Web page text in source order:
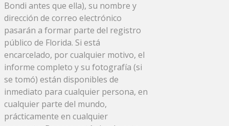
Bondi antes que ella), su nombre y
dirección de correo electrónico
pasarán a formar parte del registro
público de Florida. Si está
encarcelado, por cualquier motivo, el
informe completo y su fotografía (si
se tomó) están disponibles de
inmediato para cualquier persona, en
cualquier parte del mundo,
prácticamente en cualquier